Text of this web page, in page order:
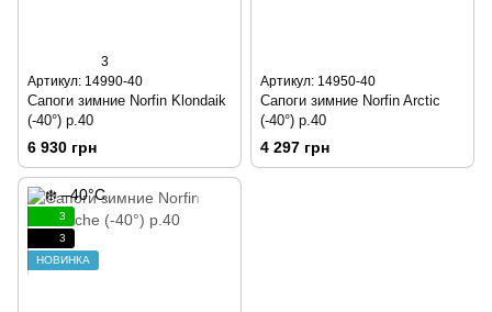
3
Артикул: 14990-40
Сапоги зимние Norfin Klondaik
(-40°) р.40
6 930 грн
Артикул: 14950-40
Сапоги зимние Norfin Arctic
(-40°) р.40
4 297 грн
3
3
НОВИНКА